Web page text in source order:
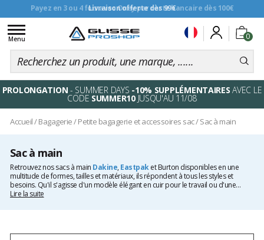
Livraison offerte dès 99€
0
Toggle
navigation
Menu
PROLONGATION - SUMMER DAYS -10% SUPPLÉMENTAIRES AVEC LE
CODE SUMMER10JUSQU'AU 11/08
Accueil/Bagagerie/Petite bagagerie et accessoires sac/Sac à main
Sac à main
Retrouvez nos sacs à main Dakine,Eastpaket Burton disponibles en une
multitude de formes, tailles et matériaux, ils répondent à tous les styles et
besoins. Qu'il s'agisse d'un modèle élégant en cuir pour le travail ou d'une
version décontractée pour les sorties quotidiennes, le sac à main parfait ajoute
Lire la suite